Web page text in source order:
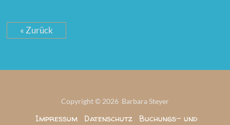
« Zurück
Copyright © 2026 Barbara Steyer
Impressum Datenschutz
Buchungs- und